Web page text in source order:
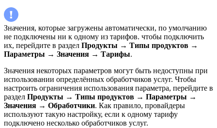
Значения, которые загружены автоматически, по умолчанию
не подключены ни к одному из тарифов. чтобы подключить
их, перейдите в раздел Продукты → Типы продуктов →
Параметры → Значения → Тарифы.
Значения некоторых параметров могут быть недоступны при
использовании определённых обработчиков услуг. Чтобы
настроить ограничения использования параметра, перейдите в
раздел Продукты → Типы продуктов → Параметры →
Значения → Обработчики. Как правило, провайдеры
используют такую настройку, если к одному тарифу
подключено несколько обработчиков услуг.